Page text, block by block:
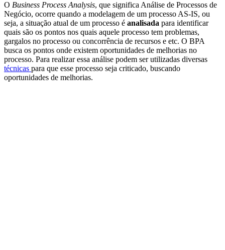
O Business Process Analysis, que significa Análise de Processos de
Negócio, ocorre quando a modelagem de um processo AS-IS, ou
seja, a situação atual de um processo é analisada para identificar
quais são os pontos nos quais aquele processo tem problemas,
gargalos no processo ou concorrência de recursos e etc. O BPA
busca os pontos onde existem oportunidades de melhorias no
processo. Para realizar essa análise podem ser utilizadas diversas
técnicas para que esse processo seja criticado, buscando
oportunidades de melhorias.